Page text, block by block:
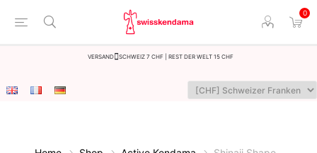
0
Versand Schweiz 7 CHF | Rest der Welt 15 CHF